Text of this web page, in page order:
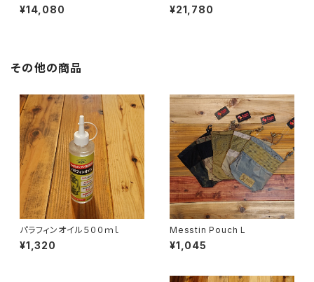
¥14,080 ¥21,780
その他の商品
パラフィンオイル５００ｍｌ
¥1,320
Messtin Pouch L
¥1,045